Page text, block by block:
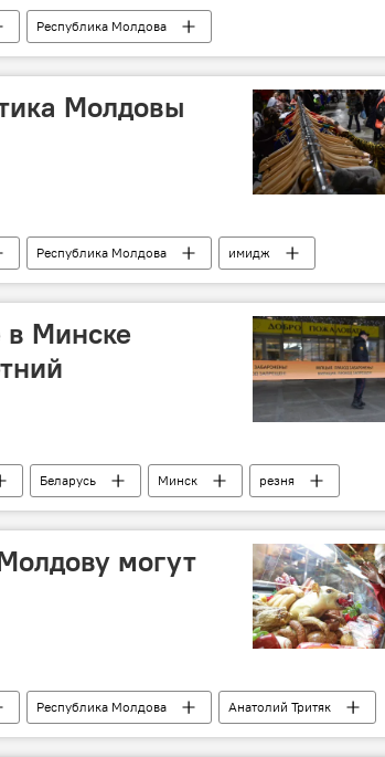
Республика Молдова
список рекомендации
Молдовы
Республика Молдова
имидж
в Минске
Беларусь Минск
резня
могут
Республика Молдова
Анатолий Тритяк